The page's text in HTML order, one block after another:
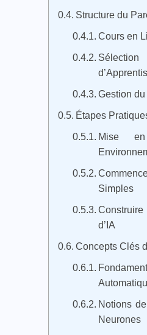
Structure du
Cours en
Gestion du
Étapes
Mise
Simples
d’IA
Concepts Clés
Notions
Neurones